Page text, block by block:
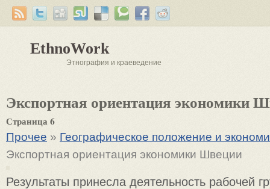
EthnoWork
Этнография и краеведение
Экспортная ориентация экономики
Страница 6
Прочее » Географическое положение и
Экспортная ориентация экономики Швеции
Результаты принесла деятельность рабочей